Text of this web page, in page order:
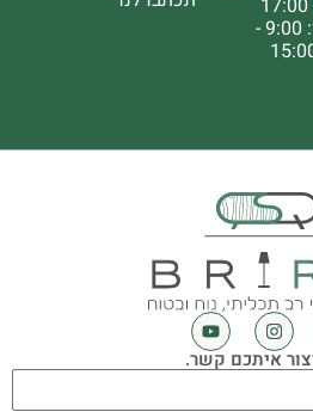
ו: 9:00 -
איתכם קשר.